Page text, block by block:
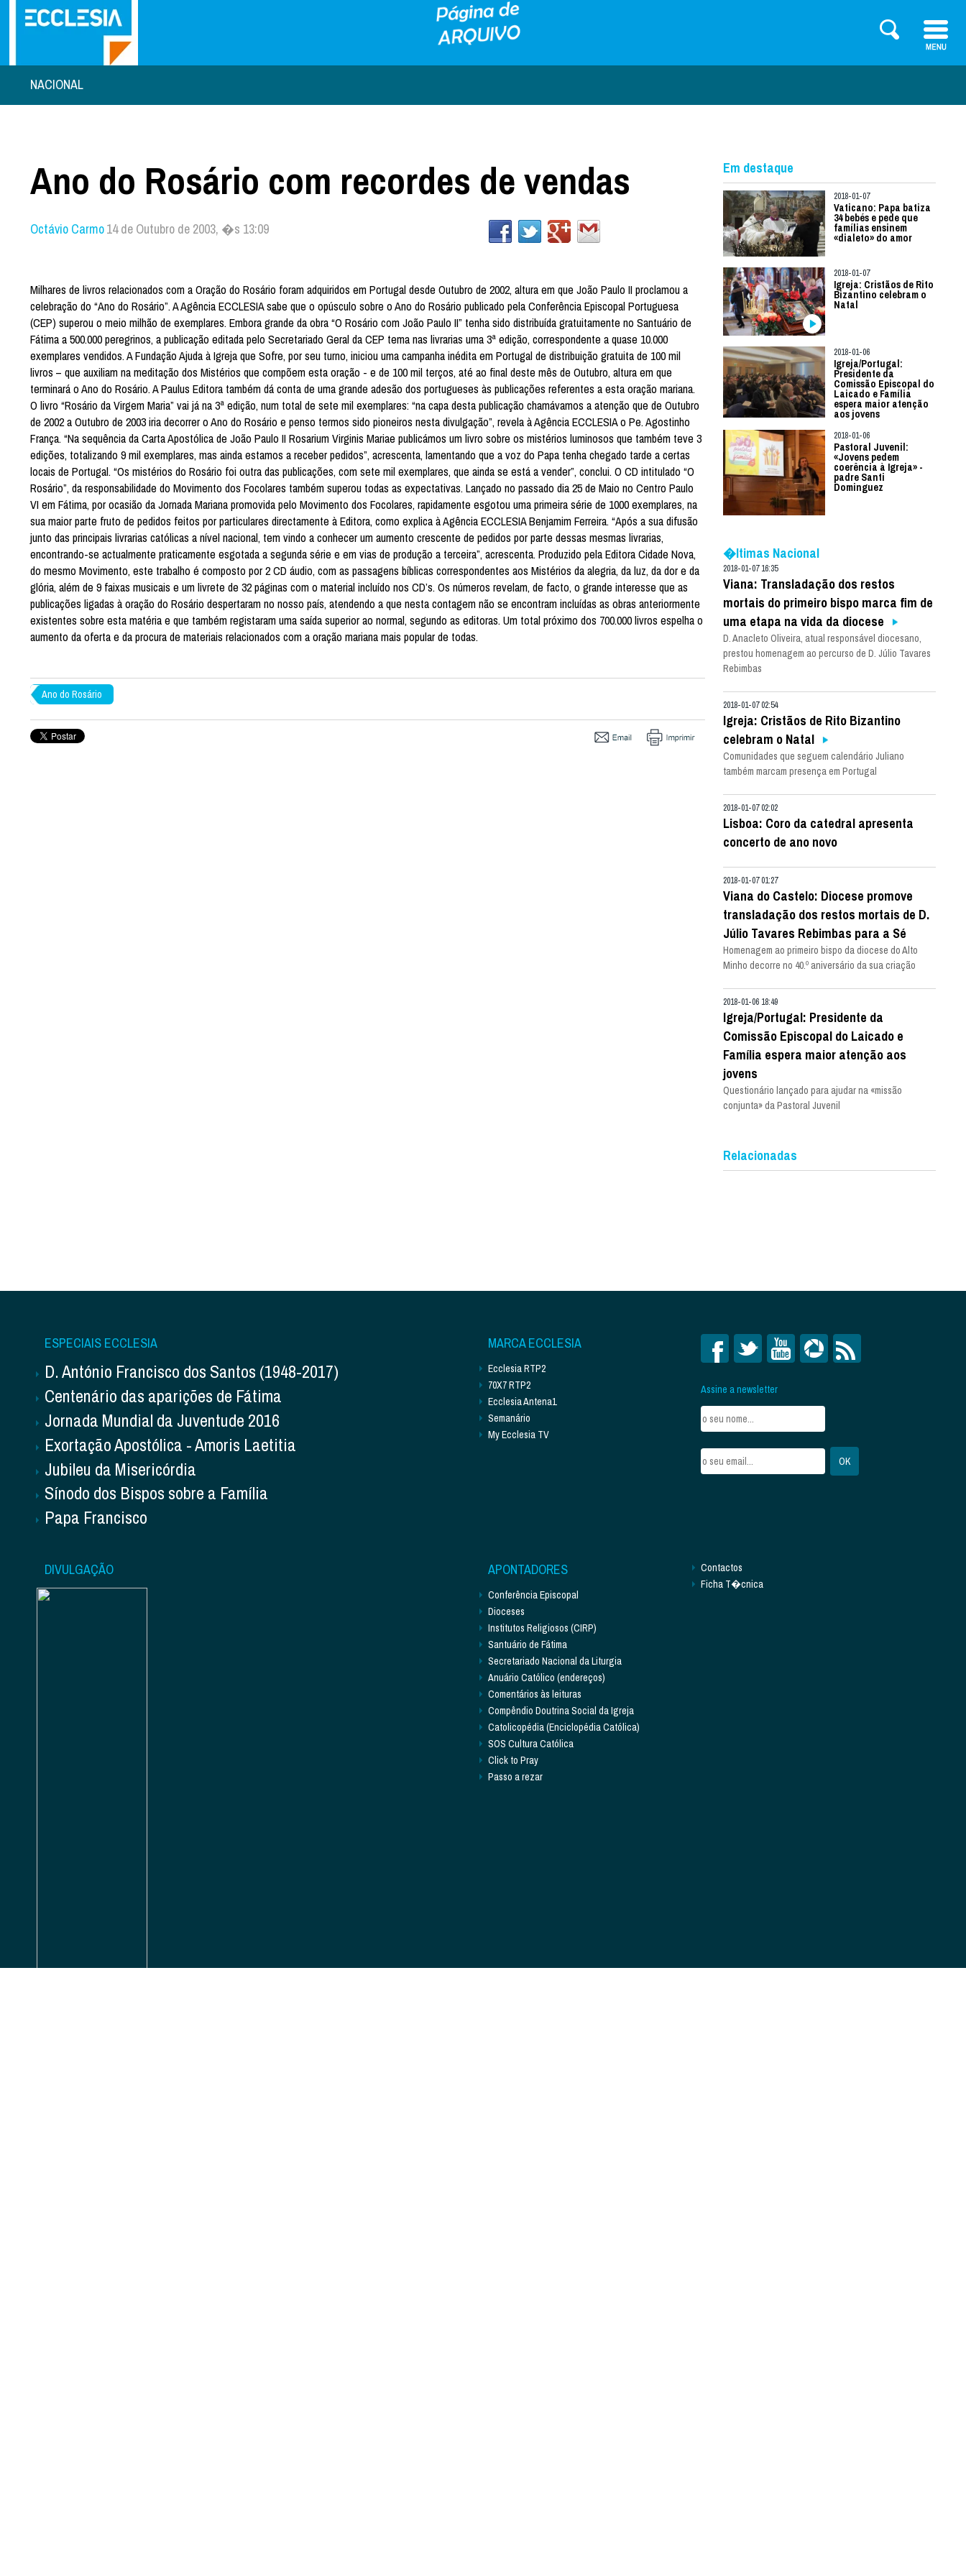
NACIONAL
Ano do Rosário com recordes de vendas
Octávio Carmo14 de Outubro de 2003, �s 13:09
Milhares de livros relacionados com a Oração do Rosário foram adquiridos em Portugal desde Outubro de 2002, altura em que João Paulo II proclamou a
celebração do “Ano do Rosário”. A Agência ECCLESIA sabe que o opúsculo sobre o Ano do Rosário publicado pela Conferência Episcopal Portuguesa
(CEP) superou o meio milhão de exemplares. Embora grande da obra “O Rosário com João Paulo II” tenha sido distribuída gratuitamente no Santuário de
Fátima a 500.000 peregrinos, a publicação editada pelo Secretariado Geral da CEP tema nas livrarias uma 3ª edição, correspondente a quase 10.000
exemplares vendidos. A Fundação Ajuda à Igreja que Sofre, por seu turno, iniciou uma campanha inédita em Portugal de distribuição gratuita de 100 mil
livros – que auxiliam na meditação dos Mistérios que compõem esta oração - e de 100 mil terços, até ao final deste mês de Outubro, altura em que
terminará o Ano do Rosário. A Paulus Editora também dá conta de uma grande adesão dos portugueses às publicações referentes a esta oração mariana.
O livro “Rosário da Virgem Maria” vai já na 3ª edição, num total de sete mil exemplares: “na capa desta publicação chamávamos a atenção que de Outubro
de 2002 a Outubro de 2003 iria decorrer o Ano do Rosário e penso termos sido pioneiros nesta divulgação”, revela à Agência ECCLESIA o Pe. Agostinho
França. “Na sequência da Carta Apostólica de João Paulo II Rosarium Virginis Mariae publicámos um livro sobre os mistérios luminosos que também teve 3
edições, totalizando 9 mil exemplares, mas ainda estamos a receber pedidos”, acrescenta, lamentando que a voz do Papa tenha chegado tarde a certas
locais de Portugal. “Os mistérios do Rosário foi outra das publicações, com sete mil exemplares, que ainda se está a vender”, conclui. O CD intitulado “O
Rosário”, da responsabilidade do Movimento dos Focolares também superou todas as expectativas. Lançado no passado dia 25 de Maio no Centro Paulo
VI em Fátima, por ocasião da Jornada Mariana promovida pelo Movimento dos Focolares, rapidamente esgotou uma primeira série de 1000 exemplares, na
sua maior parte fruto de pedidos feitos por particulares directamente à Editora, como explica à Agência ECCLESIA Benjamim Ferreira. “Após a sua difusão
junto das principais livrarias católicas a nível nacional, tem vindo a conhecer um aumento crescente de pedidos por parte dessas mesmas livrarias,
encontrando-se actualmente praticamente esgotada a segunda série e em vias de produção a terceira”, acrescenta. Produzido pela Editora Cidade Nova,
do mesmo Movimento, este trabalho é composto por 2 CD áudio, com as passagens bíblicas correspondentes aos Mistérios da alegria, da luz, da dor e da
glória, além de 9 faixas musicais e um livrete de 32 páginas com o material incluído nos CD’s. Os números revelam, de facto, o grande interesse que as
publicações ligadas à oração do Rosário despertaram no nosso país, atendendo a que nesta contagem não se encontram incluídas as obras anteriormente
existentes sobre esta matéria e que também registaram uma saída superior ao normal, segundo as editoras. Um total próximo dos 700.000 livros espelha o
aumento da oferta e da procura de materiais relacionados com a oração mariana mais popular de todas.
Ano do Rosário
Em destaque
2018-01-07
Vaticano: Papa batiza
34 bebés e pede que
famílias ensinem
«dialeto» do amor
2018-01-07
Igreja: Cristãos de Rito
Bizantino celebram o
Natal
2018-01-06
Igreja/Portugal:
Presidente da
Comissão Episcopal do
Laicado e Família
espera maior atenção
aos jovens
2018-01-06
Pastoral Juvenil:
«Jovens pedem
coerência à Igreja» -
padre Santi
Dominguez
�ltimas Nacional
2018-01-07 16:35
Viana: Transladação dos restos
mortais do primeiro bispo marca fim de
uma etapa na vida da diocese
D. Anacleto Oliveira, atual responsável diocesano,
prestou homenagem ao percurso de D. Júlio Tavares
Rebimbas
2018-01-07 02:54
Igreja: Cristãos de Rito Bizantino
celebram o Natal
Comunidades que seguem calendário Juliano
também marcam presença em Portugal
2018-01-07 02:02
Lisboa: Coro da catedral apresenta
concerto de ano novo
2018-01-07 01:27
Viana do Castelo: Diocese promove
transladação dos restos mortais de D.
Júlio Tavares Rebimbas para a Sé
Homenagem ao primeiro bispo da diocese do Alto
Minho decorre no 40.º aniversário da sua criação
2018-01-06 18:49
Igreja/Portugal: Presidente da
Comissão Episcopal do Laicado e
Família espera maior atenção aos
jovens
Questionário lançado para ajudar na «missão
conjunta» da Pastoral Juvenil
Relacionadas
ESPECIAIS ECCLESIA
D. António Francisco dos Santos (1948-2017)
Centenário das aparições de Fátima
Jornada Mundial da Juventude 2016
Exortação Apostólica - Amoris Laetitia
Jubileu da Misericórdia
Sínodo dos Bispos sobre a Família
Papa Francisco
MARCA ECCLESIA
Ecclesia RTP2
70X7 RTP2
Ecclesia Antena1
Semanário
My Ecclesia TV
Assine a newsletter
DIVULGAÇÃO APONTADORES
Conferência Episcopal
Dioceses
Institutos Religiosos (CIRP)
Santuário de Fátima
Secretariado Nacional da Liturgia
Anuário Católico (endereços)
Comentários às leituras
Compêndio Doutrina Social da Igreja
Catolicopédia (Enciclopédia Católica)
SOS Cultura Católica
Click to Pray
Passo a rezar
Contactos
Ficha T�cnica